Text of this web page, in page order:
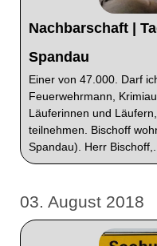
Nachbarschaft |
Spandau
Einer von 47.000. Darf
Feuerwehrmann,
Läuferinnen und
teilnehmen. Bischoff
Spandau). Herr Bischoff,...
03. August 2018